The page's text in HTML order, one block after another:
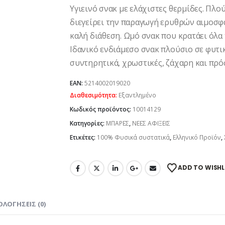
Υγιεινό σνακ με ελάχιστες θερμίδες.
διεγείρει την παραγωγή ερυθρών
καλή διάθεση. Ωμό σνακ που κρατάει
Ιδανικό ενδιάμεσο σνακ πλούσιο σε
συντηρητικά, χρωστικές, ζάχαρη και
EAN: 5214002019020
Διαθεσιμότητα: Εξαντλημένο
Κωδικός προϊόντος: 10014129
Κατηγορίες: ΜΠΑΡΕΣ, ΝΕΕΣ ΑΦΙΞΕΙΣ
Ετικέτες: 100% Φυσικά συστατικά, Ελληνικό Προϊόν,
ADD TO
(0)